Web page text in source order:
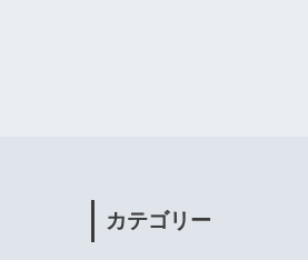
カテゴリー